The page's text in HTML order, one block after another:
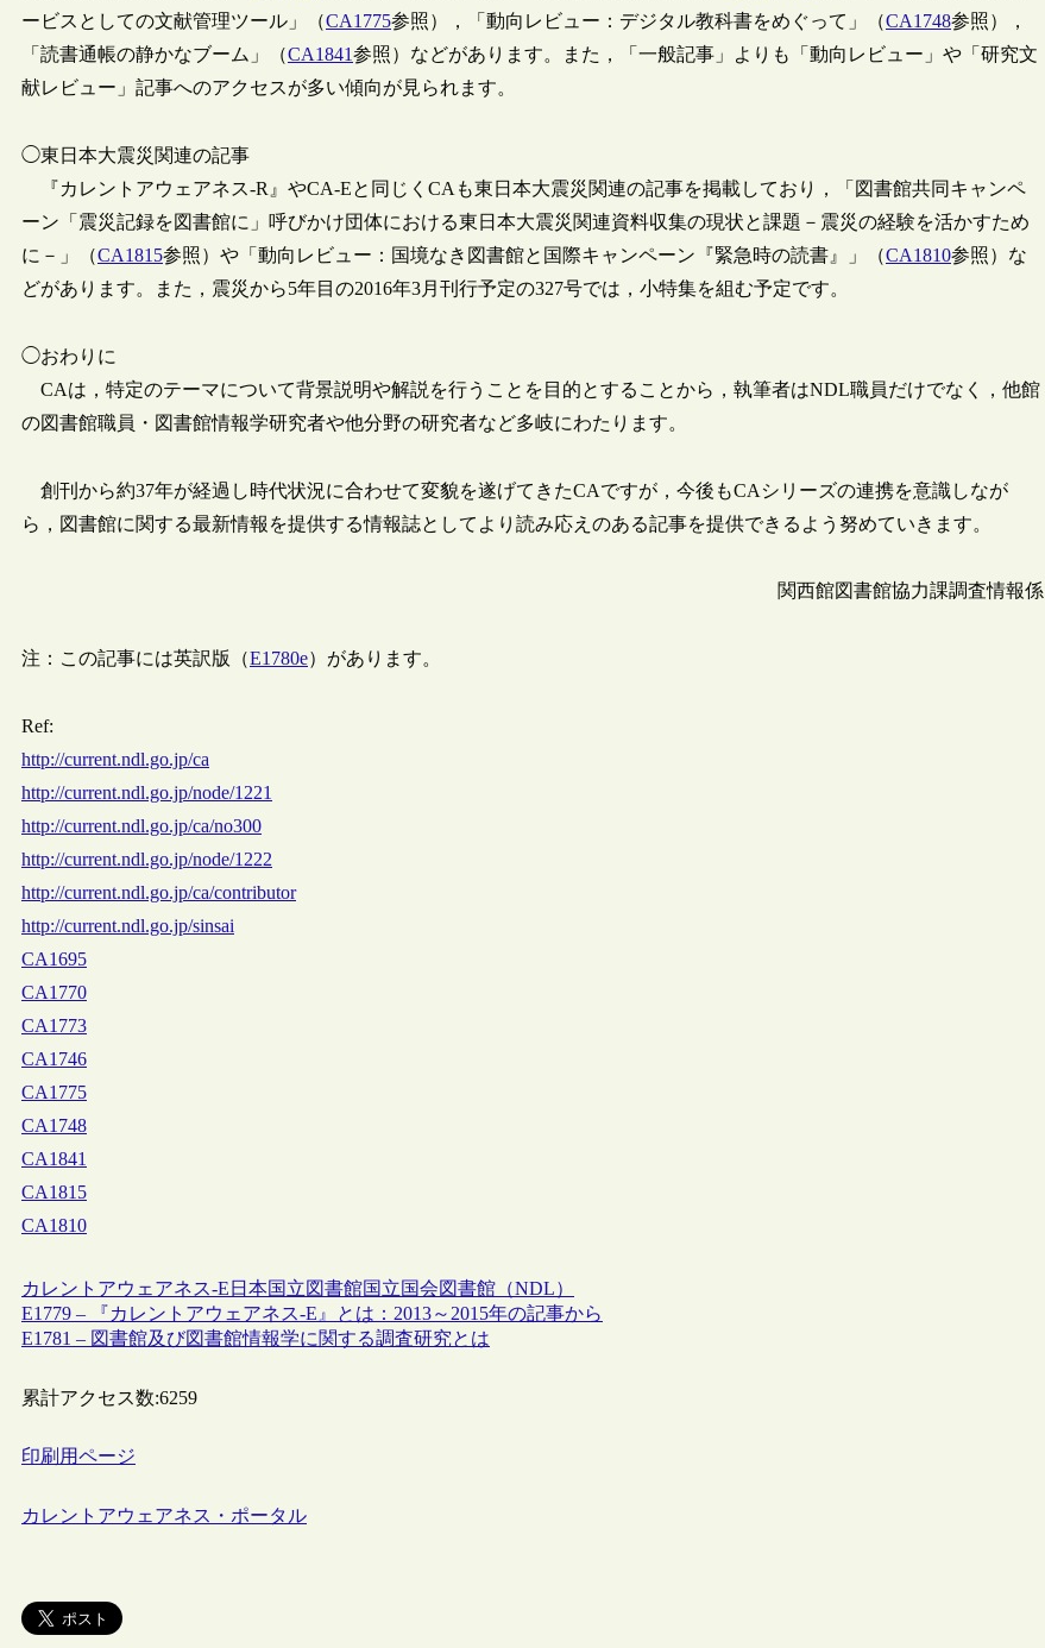
ービスとしての文献管理ツール」（CA1775参照），「動向レビュー：デジタル教科書をめぐって」（CA1748参照），
「読書通帳の静かなブーム」（CA1841参照）などがあります。また，「一般記事」よりも「動向レビュー」や「研究文
献レビュー」記事へのアクセスが多い傾向が見られます。
◯東日本大震災関連の記事
『カレントアウェアネス-R』やCA-Eと同じくCAも東日本大震災関連の記事を掲載しており，「図書館共同キャンペ
ーン「震災記録を図書館に」呼びかけ団体における東日本大震災関連資料収集の現状と課題－震災の経験を活かすため
に－」（CA1815参照）や「動向レビュー：国境なき図書館と国際キャンペーン『緊急時の読書』」（CA1810参照）な
どがあります。また，震災から5年目の2016年3月刊行予定の327号では，小特集を組む予定です。
◯おわりに
CAは，特定のテーマについて背景説明や解説を行うことを目的とすることから，執筆者はNDL職員だけでなく，他館
の図書館職員・図書館情報学研究者や他分野の研究者など多岐にわたります。
創刊から約37年が経過し時代状況に合わせて変貌を遂げてきたCAですが，今後もCAシリーズの連携を意識しなが
ら，図書館に関する最新情報を提供する情報誌としてより読み応えのある記事を提供できるよう努めていきます。
関西館図書館協力課調査情報係
注：この記事には英訳版（E1780e）があります。
Ref:
http://current.ndl.go.jp/ca
http://current.ndl.go.jp/node/1221
http://current.ndl.go.jp/ca/no300
http://current.ndl.go.jp/node/1222
http://current.ndl.go.jp/ca/contributor
http://current.ndl.go.jp/sinsai
CA1695
CA1770
CA1773
CA1746
CA1775
CA1748
CA1841
CA1815
CA1810
カレントアウェアネス-E 日本国立図書館国立国会図書館（NDL）
E1779 – 『カレントアウェアネス-E』とは：2013～2015年の記事から
E1781 – 図書館及び図書館情報学に関する調査研究とは
累計アクセス数:6259
印刷用ページ
カレントアウェアネス・ポータル